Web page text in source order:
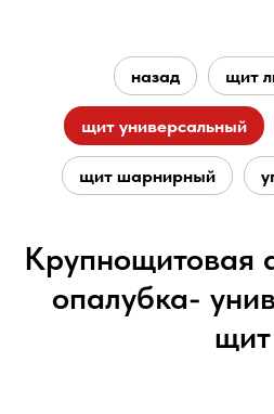
назад щит
щит универсальный
щит шарнирный
Крупнощитовая
опалубка-
щит